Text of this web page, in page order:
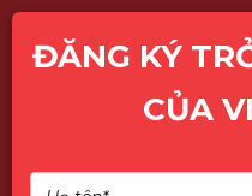
ĐĂNG KÝ
CỦA